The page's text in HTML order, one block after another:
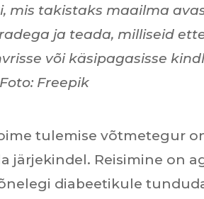
mis takistaks maailma
ja teada, milliseid
või käsipagasisse
Foto: Freepik
tulemise võtmetegur
järjekindel. Reisimine on
diabeetikule